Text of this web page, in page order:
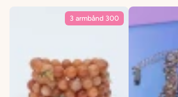
3 armbånd 300